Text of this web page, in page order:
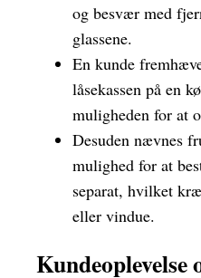
og besvær med
glassene.
En kunde
låsekassen på en
muligheden for at
Desuden nævnes
mulighed for at
separat, hvilket
eller vindue.
Kundeoplevelse